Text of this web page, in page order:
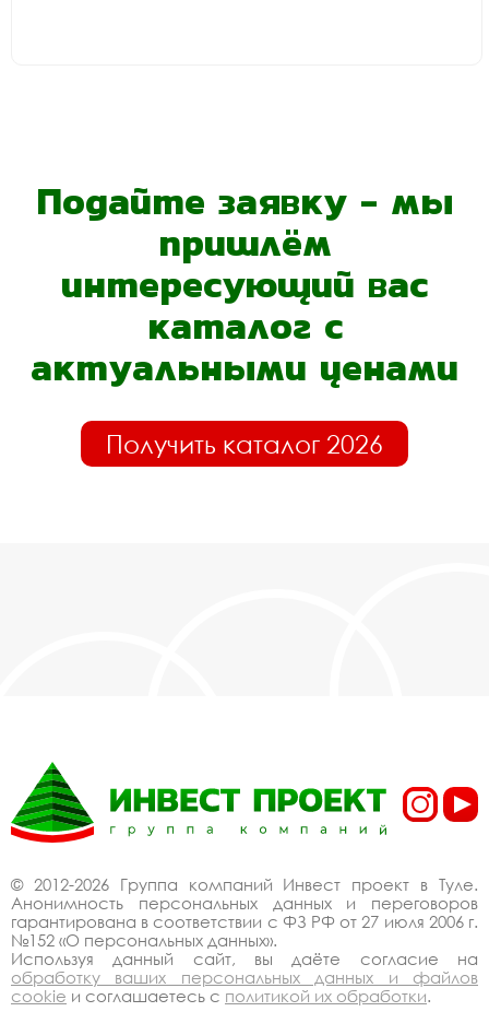
Подайте заявку - мы
пришлём
интересующий вас
каталог с
актуальными ценами
Получить каталог 2026
© 2012-2026 Группа компаний Инвест проект в Туле.
Анонимность персональных данных и переговоров
гарантирована в соответствии с ФЗ РФ от 27 июля 2006 г.
№152 «О персональных данных».
Используя данный сайт, вы даёте согласие на
обработку ваших персональных данных и файлов
cookie и соглашаетесь с политикой их обработки.